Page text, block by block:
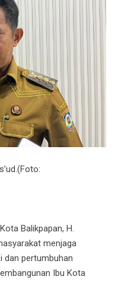
Balikpapan, H.
menjaga
dan pertumbuhan
Ibu Kota